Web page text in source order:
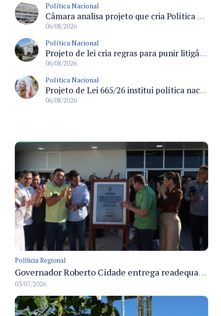
Política Nacional
Câmara analisa projeto que cria Política Nacional de Qualificação e Valorização da Preceptoria na Residência Médica
06/08/2026
Política Nacional
Projeto de lei cria regras para punir litigância abusiva reversa e integrar sistemas do Judiciário
06/08/2026
Política Nacional
Projeto de Lei 665/26 institui política nacional para prevenção ao transfeminicídio e prevê medidas de proteção e reparação
06/08/2026
Políticia Regional
Governador Roberto Cidade entrega readequação do ambulatório da FCecon e amplia capacidade de atendimento oncológico em Manaus
03/07/2026